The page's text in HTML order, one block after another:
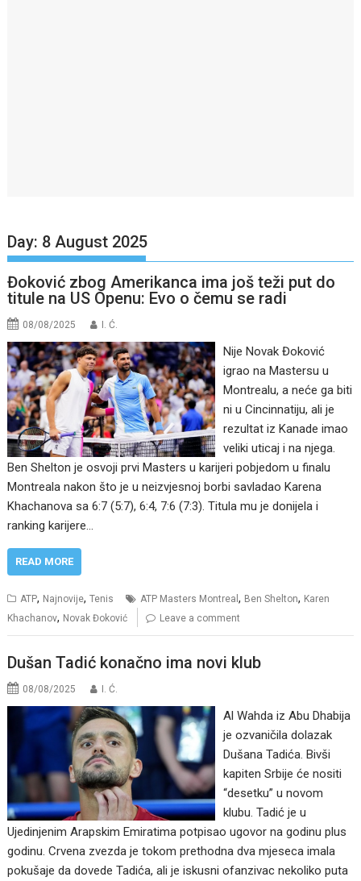
Day: 8 August 2025
Đoković zbog Amerikanca ima još teži put do
titule na US Openu: Evo o čemu se radi
08/08/2025 I. Ć.
Nije Novak Đoković
igrao na Mastersu u
Montrealu, a neće ga biti
ni u Cincinnatiju, ali je
rezultat iz Kanade imao
veliki uticaj i na njega.
Ben Shelton je osvoji prvi Masters u karijeri pobjedom u finalu
Montreala nakon što je u neizvjesnoj borbi savladao Karena
Khachanova sa 6:7 (5:7), 6:4, 7:6 (7:3). Titula mu je donijela i
ranking karijere…
READ MORE
ATP, Najnovije,Tenis ATP Masters Montreal, Ben Shelton, Karen
Khachanov, Novak Đoković Leave a comment
Dušan Tadić konačno ima novi klub
08/08/2025 I. Ć.
Al Wahda iz Abu Dhabija
je ozvaničila dolazak
Dušana Tadića. Bivši
kapiten Srbije će nositi
“desetku” u novom
klubu. Tadić je u
Ujedinjenim Arapskim Emiratima potpisao ugovor na godinu plus
godinu. Crvena zvezda je tokom prethodna dva mjeseca imala
pokušaje da dovede Tadića, ali je iskusni ofanzivac nekoliko puta